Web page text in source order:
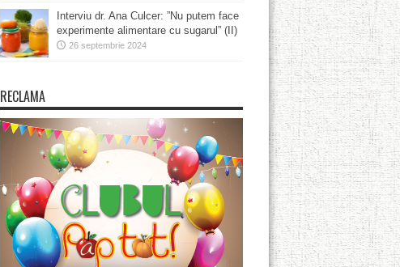
Interviu dr. Ana Culcer: ”Nu putem face
experimente alimentare cu sugarul” (II)
26 septembrie 2024
RECLAMA